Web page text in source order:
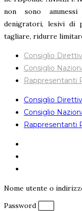
non sono
denigratori, lesivi di
tagliare, ridurre
Consiglio
Consiglio
Rappresentanti
Consiglio
Consiglio
Rappresentanti
Nome utente o
Password